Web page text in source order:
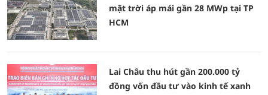
mặt trời áp mái gần 28 MWp tại TP
HCM
Lai Châu thu hút gần 200.000 tỷ
đồng vốn đầu tư vào kinh tế xanh